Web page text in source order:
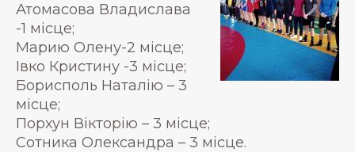
Атомасова Владислава
-1 місце;
Марию Олену-2 місце;
Івко Кристину -3 місце;
Борисполь Наталію – 3
місце;
Порхун Вікторію – 3 місце;
Сотника Олександра – 3 місце.